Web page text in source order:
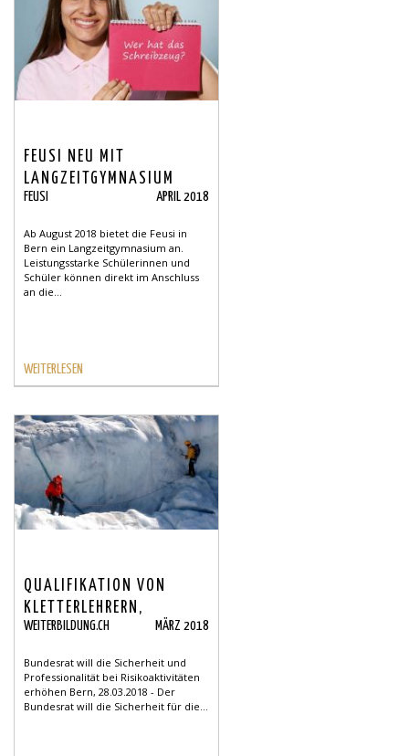
FEUSI NEU MIT
LANGZEITGYMNASIUM
FEUSI APRIL 2018
Ab August 2018 bietet die Feusi in
Bern ein Langzeitgymnasium an.
Leistungsstarke Schülerinnen und
Schüler können direkt im Anschluss
an die...
WEITERLESEN
QUALIFIKATION VON
KLETTERLEHRERN,
WANDERLEITERN UND
WILDWASSERAKTIVITÄTEN
WEITERBILDUNG.CH MÄRZ 2018
Bundesrat will die Sicherheit und
Professionalität bei Risikoaktivitäten
erhöhen Bern, 28.03.2018 - Der
Bundesrat will die Sicherheit für die...